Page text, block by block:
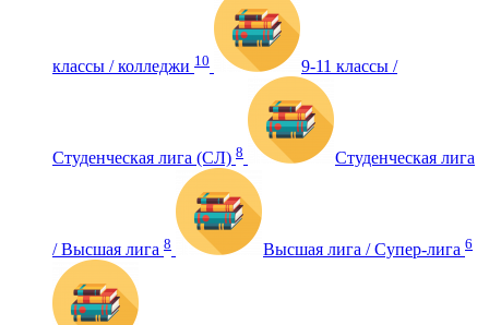
классы / колледжи 10 9-11 классы /
Студенческая лига (СЛ) 8 Студенческая лига
/ Высшая лига 8 Высшая лига / Супер-лига 6